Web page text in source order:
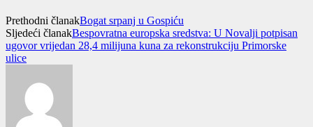
Prethodni članakBogat srpanj u Gospiću
Sljedeći članakBespovratna europska sredstva: U Novalji potpisan
ugovor vrijedan 28,4 milijuna kuna za rekonstrukciju Primorske
ulice